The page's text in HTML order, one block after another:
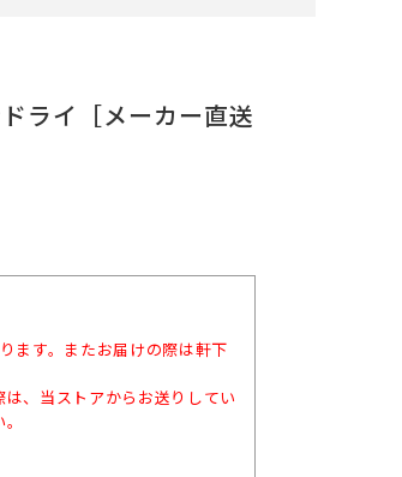
ライ［メーカー直送
ます。またお届けの際は軒下
、当ストアからお送りしてい